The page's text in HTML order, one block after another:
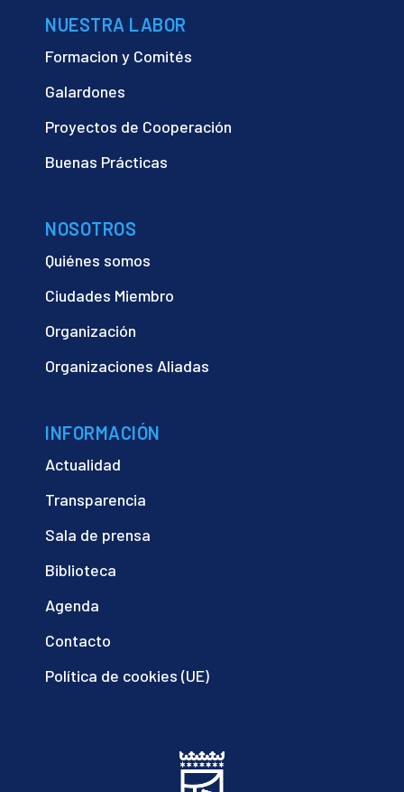
NUESTRA LABOR
Formacion y Comités
Galardones
Proyectos de Cooperación
Buenas Prácticas
NOSOTROS
Quiénes somos
Ciudades Miembro
Organización
Organizaciones Aliadas
INFORMACIÓN
Actualidad
Transparencia
Sala de prensa
Biblioteca
Agenda
Contacto
Política de cookies (UE)